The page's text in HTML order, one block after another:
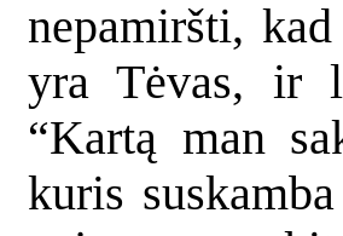
nepamiršti,
yra Tėvas, ir
“Kartą man
kuris